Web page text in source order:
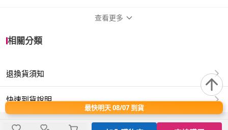
水摩爾星型防堵過濾網
尺寸：14.5x14.5cm／重量：15g／材質：塑料
顏色:白、米白、灰、桃紅、粉紅、藍、粉藍、綠、粉綠(9色隨
機)
產地：中國製造(台商工廠監製)
查看更多
相關分類
退換貨須知
快速到貨說明
最快明天 08/07 到貨